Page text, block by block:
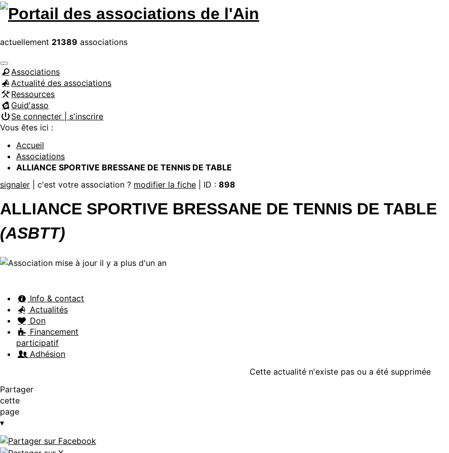
actuellement 21389 associations
Associations
Actualité des associations
Ressources
Guid'asso
Se connecter | s'inscrire
Vous êtes ici :
Accueil
Associations
ALLIANCE SPORTIVE BRESSANE DE TENNIS DE TABLE
signaler | c'est votre association ? modifier la fiche | ID : 898
ALLIANCE SPORTIVE BRESSANE DE TENNIS DE TABLE
(ASBTT)
Info & contact
Actualités
Don
Financement
participatif
Adhésion
Cette actualité n'existe pas ou a été supprimée
Partager
cette
page
▾